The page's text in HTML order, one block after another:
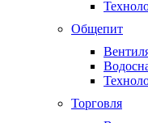
Общепит
Торговля